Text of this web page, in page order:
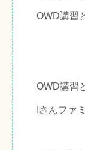
OWD講習
OWD講習
Iさんファ